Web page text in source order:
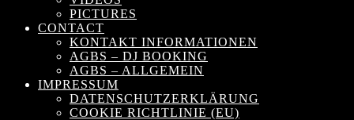
PICTURES
CONTACT
KONTAKT INFORMATIONEN
AGBS – DJ BOOKING
AGBS – ALLGEMEIN
IMPRESSUM
DATENSCHUTZERKLÄRUNG
COOKIE RICHTLINIE (EU)